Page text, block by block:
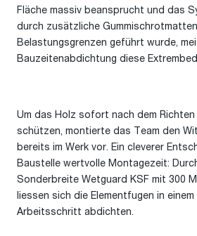
Fläche massiv beansprucht und das
durch zusätzliche
Belastungsgrenzen geführt wurde,
Bauzeitenabdichtung diese
Um das Holz sofort nach dem Richten
schützen, montierte das Team den
bereits im Werk vor. Ein cleverer
Baustelle wertvolle Montagezeit:
Sonderbreite Wetguard KSF mit 300
liessen sich die Elementfugen in einem
Arbeitsschritt abdichten.